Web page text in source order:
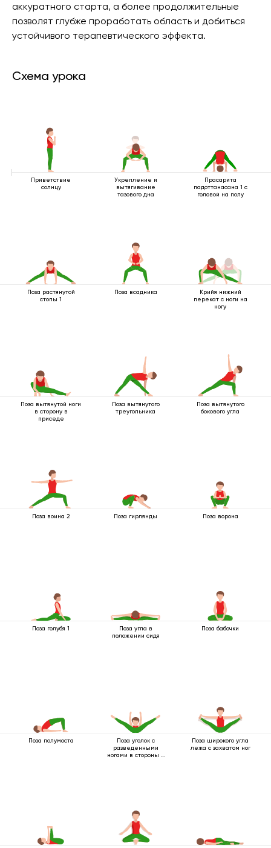
аккуратного старта, а более продолжительные
позволят глубже проработать область и добиться
устойчивого терапевтического эффекта.
Схема урока
Приветствие
солнцу
Укрепление и
вытягивание
тазового дна
Прасарита
падоттанасана 1 с
головой на полу
Поза растянутой
стопы 1
Поза всадника
Крийя нижний
перекат с ноги на
ногу
Поза вытянутой ноги
в сторону в
приседе
Поза вытянутого
треугольника
Поза вытянутого
бокового угла
Поза воина 2 Поза гирлянды Поза ворона
Поза голубя 1
Поза угла в
положении сидя
Поза бабочки
Поза полумоста
Поза уголок с
разведенными
ногами в стороны и
Поза широкого угла
лежа с захватом ног